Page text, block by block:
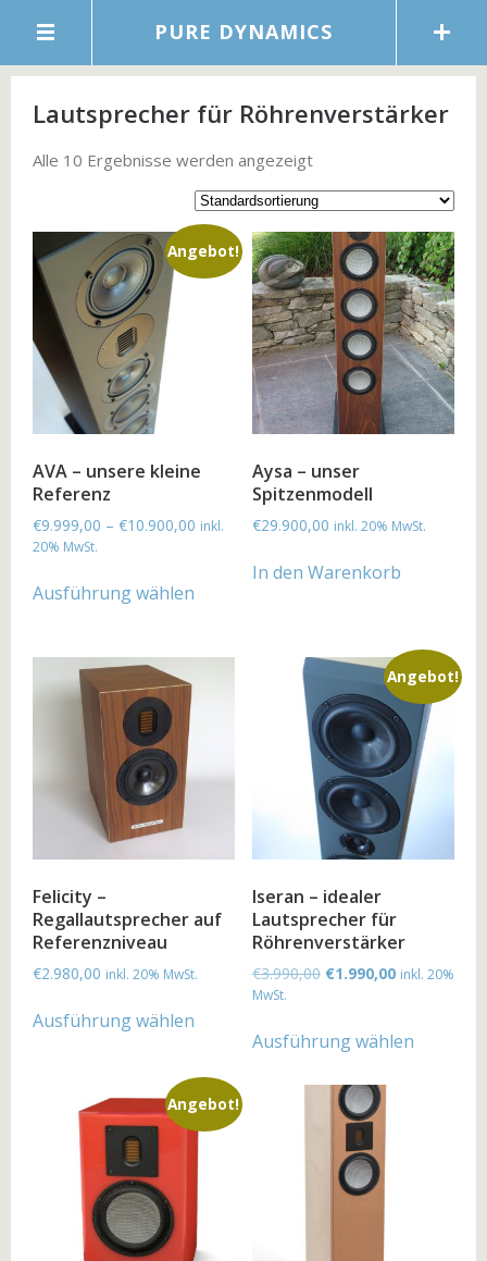
PURE DYNAMICS
Lautsprecher für Röhrenverstärker
Alle 10 Ergebnisse werden angezeigt
Angebot!
AVA – unsere kleine
Referenz
€9.999,00 – €10.900,00 inkl.
20% MwSt.
Ausführung wählen
Aysa – unser
Spitzenmodell
€29.900,00 inkl. 20% MwSt.
In den Warenkorb
Felicity –
Regallautsprecher auf
Referenzniveau
€2.980,00 inkl. 20% MwSt.
Ausführung wählen
Angebot!
Iseran – idealer
Lautsprecher für
Röhrenverstärker
€3.990,00 €1.990,00 inkl. 20%
MwSt.
Ausführung wählen
Angebot!